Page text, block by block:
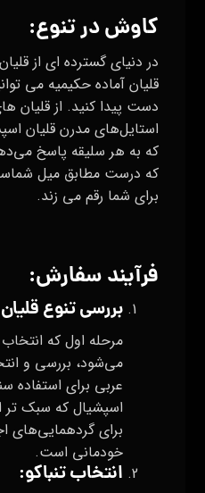
کاوش در تنوع:
در دنیای گسترده‌ ای از
قلیان آماده حکیمیه می
دست پیدا کنید. از قلیان
استایل‌های مدرن قلیان
که به هر سلیقه پاسخ
که درست مطابق میل
برای شما رقم می زند.
فرآیند سفارش:
بررسی تنوع
مرحله اول که
می‌شود، بررسی و
عربی برای استفاده
اسپشیال که سبک
برای گردهمایی‌های
خودمانی است.
انتخاب تنباکو: